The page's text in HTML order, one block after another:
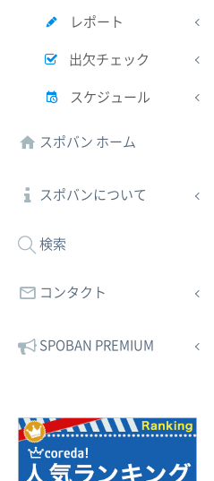
レポート
出欠チェック
スケジュール
スポバン ホーム
スポバンについて
検索
コンタクト
SPOBAN PREMIUM